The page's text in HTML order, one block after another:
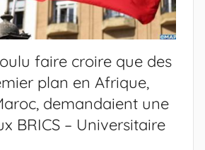
faire croire que des
plan en Afrique,
demandaient une
BRICS – Universitaire